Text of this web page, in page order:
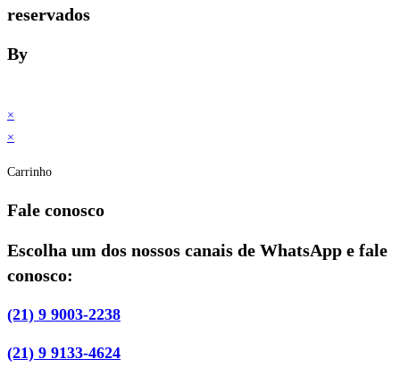
reservados
By
×
×
Carrinho
Fale conosco
Escolha um dos nossos canais de WhatsApp e fale
conosco:
(21) 9 9003-2238
(21) 9 9133-4624